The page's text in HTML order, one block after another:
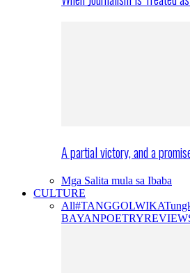
A partial victory, and a
Mga Salita mula sa Ibaba
CULTURE
All#TANGGOLWIKA
BAYANPOETRY